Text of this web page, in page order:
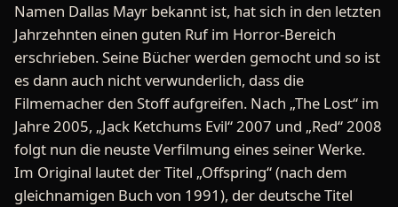
Namen Dallas Mayr bekannt ist, hat sich in den letzten
Jahrzehnten einen guten Ruf im Horror-Bereich
erschrieben. Seine Bücher werden gemocht und so ist
es dann auch nicht verwunderlich, dass die
Filmemacher den Stoff aufgreifen. Nach „The Lost“ im
Jahre 2005, „Jack Ketchums Evil“ 2007 und „Red“ 2008
folgt nun die neuste Verfilmung eines seiner Werke.
Im Original lautet der Titel „Offspring“ (nach dem
gleichnamigen Buch von 1991), der deutsche Titel